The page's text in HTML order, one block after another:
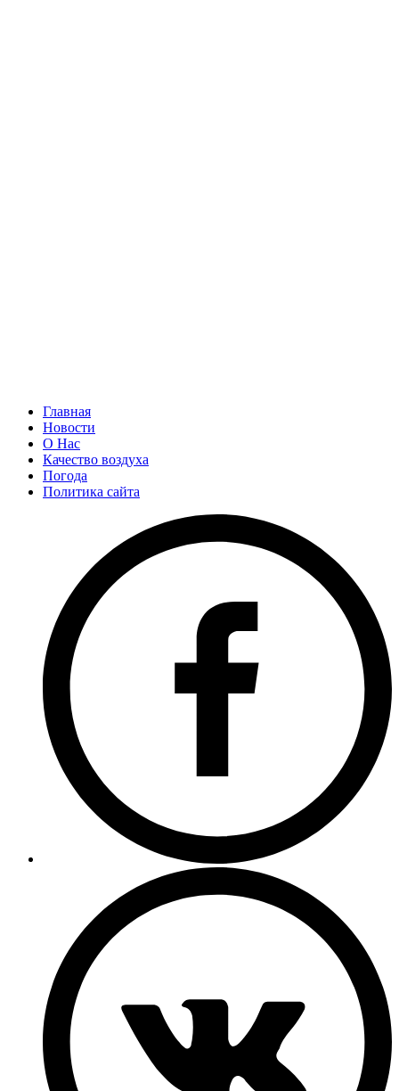
Главная
Новости
О Нас
Качество воздуха
Погода
Политика сайта